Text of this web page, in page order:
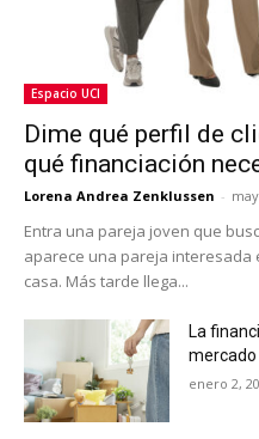
Espacio UCI
Dime qué perfil de
qué financiación
Lorena Andrea Zenklussen -
Entra una pareja joven que
aparece una pareja
casa. Más tarde llega...
La
enero 2,